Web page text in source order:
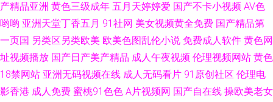
产精品亚洲 黄色三级成年 五月天婷婷爱 国产不卡小视频 AV色
哟哟 亚洲天堂丁香五月 91社网 美女视频黄全免费 国产精品第
一页国 另类区另类欧美 欧美色图乱伦小说 免费成人软件 黄色网
址视频播放 国产日产美产精品 成人午夜视频 伦理视频网站 黄色
18禁网站 亚洲无码视频在线 成人无码看片 91原创社区 伦理电
影香港 成人免费 蜜桃91色色 A片视频网 国产自在线 操欧美老女